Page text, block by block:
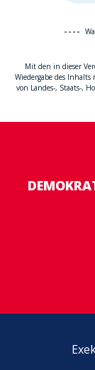
Mit den in dieser
Wiedergabe des
von Landes-, Staats-,